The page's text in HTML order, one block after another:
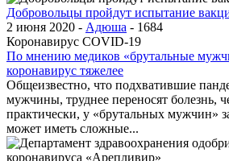
Добровольцы пройдут испытание
2 июня 2020 - Адюша - 1684
Коронавирус COVID-19
По мнению медиков «брутальные
коронавирус тяжелее
Общеизвестно, что подхватившие
мужчины, труднее переносят
практически, у «брутальных мужчин»
может иметь сложные...